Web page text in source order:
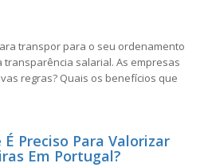
transpor para o seu ordenamento
salarial. As empresas
regras? Quais os benefícios que
É Preciso Para Valorizar
Em Portugal?